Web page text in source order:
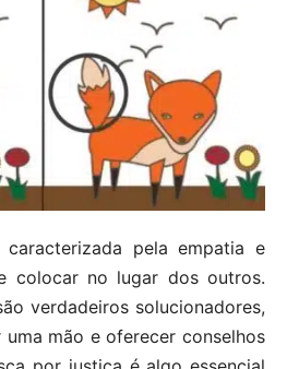
caracterizada pela empatia e
colocar no lugar dos outros.
verdadeiros solucionadores,
mão e oferecer conselhos